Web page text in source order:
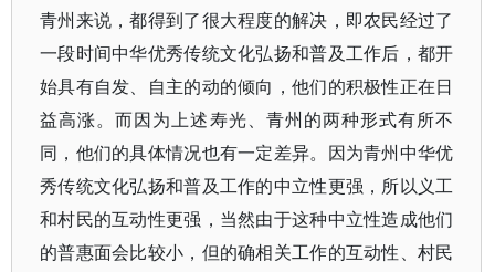
青州来说，都得到了很大程度的解决，即农民经过了
一段时间中华优秀传统文化弘扬和普及工作后，都开
始具有自发、自主的动的倾向，他们的积极性正在日
益高涨。而因为上述寿光、青州的两种形式有所不
同，他们的具体情况也有一定差异。因为青州中华优
秀传统文化弘扬和普及工作的中立性更强，所以义工
和村民的互动性更强，当然由于这种中立性造成他们
的普惠面会比较小，但的确相关工作的互动性、村民